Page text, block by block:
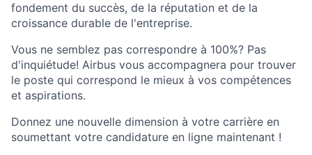
fondement du succès, de la réputation et de la
croissance durable de l'entreprise.
Vous ne semblez pas correspondre à 100%? Pas
d'inquiétude! Airbus vous accompagnera pour trouver
le poste qui correspond le mieux à vos compétences
et aspirations.
Donnez une nouvelle dimension à votre carrière en
soumettant votre candidature en ligne maintenant !